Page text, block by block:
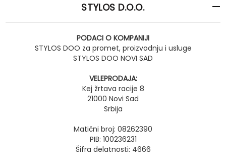
STYLOS D.O.O.
PODACI O KOMPANIJI
STYLOS DOO za promet, proizvodnju i usluge
STYLOS DOO NOVI SAD
VELEPRODAJA:
Kej žrtava racije 8
21000 Novi Sad
Srbija
Matični broj: 08262390
PIB: 100236231
Šifra delatnosti: 4666